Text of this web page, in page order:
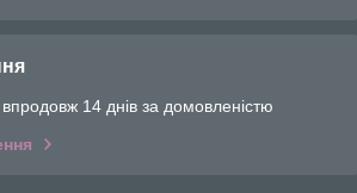
14 днів за домовленістю